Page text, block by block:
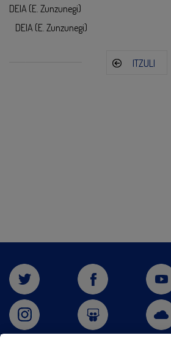
DEIA (E. Zunzunegi)
DEIA (E. Zunzunegi)
ITZULI